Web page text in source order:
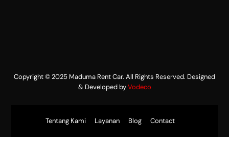
Tentang Kami Layanan Blog Contact
Copyright © 2025 Maduma Rent Car. All Rights Reserved. Designed
& Developed byVodeco